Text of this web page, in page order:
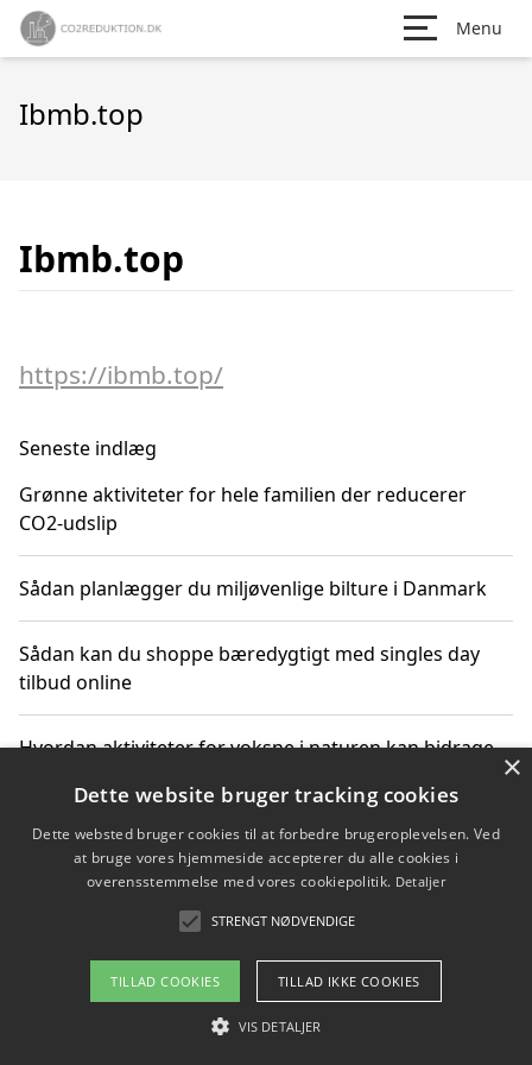
Menu
Ibmb.top
Ibmb.top
https://ibmb.top/
Seneste indlæg
Grønne aktiviteter for hele familien der reducerer
CO2-udslip
Sådan planlægger du miljøvenlige bilture i Danmark
Sådan kan du shoppe bæredygtigt med singles day
tilbud online
Hvordan aktiviteter for voksne i naturen kan bidrage
Sådan planlægger du dine vigtige datoer for CO2-
reduktion
Copyright 2026 - Pilanto Aps
Om / kontakt
×
Dette website bruger tracking cookies
Dette websted bruger cookies til at forbedre brugeroplevelsen. Ved
at bruge vores hjemmeside accepterer du alle cookies i
overensstemmelse med vores cookiepolitik. Detaljer
STRENGT NØDVENDIGE
TILLAD COOKIES TILLAD IKKE COOKIES
VIS DETALJER